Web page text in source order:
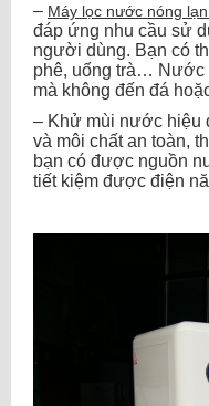
– Máy lọc nước nóng
đáp ứng nhu cầu sử
người dùng. Bạn có
phê, uống trà… Nước
mà không đến đá
– Khử mùi nước hiệu
và môi chất an toàn,
bạn có được nguồn
tiết kiệm được điện